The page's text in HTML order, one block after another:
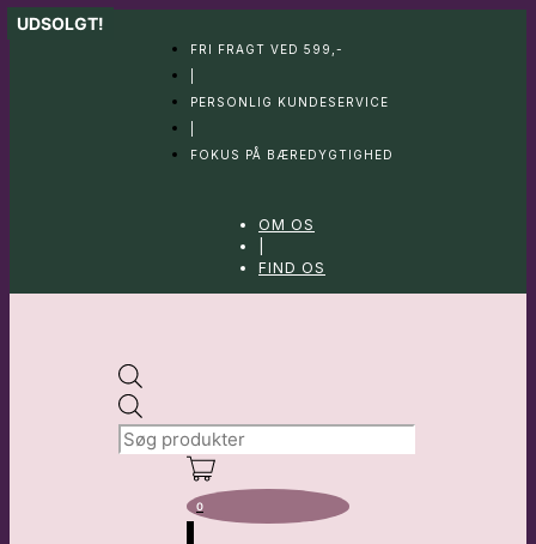
Hop
til
FRI FRAGT VED 599,-
PERSONLIG KUNDESERVICE
FOKUS PÅ BÆREDYGTIGHED
OM OS
FIND OS
search
0
UDSOLGT!